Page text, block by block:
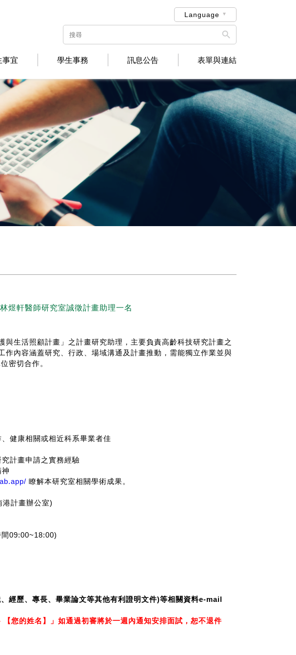
Language

事宜 學生事務 訊息公告 表單與連結
煜軒醫師研究室誠徵計畫助理一名
生活照顧計畫」之計畫研究助理，主要負責高齡科技研究計畫之
作內容涵蓋研究、行政、場域溝通及計畫推動，需能獨立作業並與
密切合作。
健康相關或相近科系畢業者佳
計畫申請之實務經驗
瞭解本研究室相關學術成果。
港計畫辦公室)
09:00~18:00)
經歷、專長、畢業論文等其他有利證明文件)等相關資料e-mail
【您的姓名】」如通過初審將於一週內通知安排面試，恕不退件